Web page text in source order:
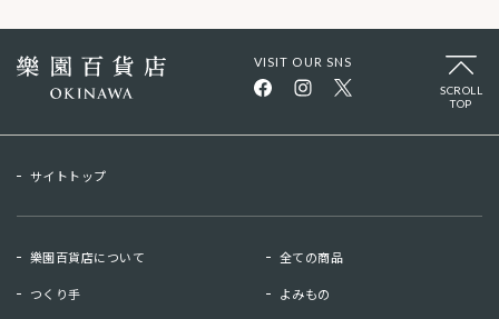
VISIT OUR SNS
SCROLL
TOP
サイトトップ
樂園百貨店について 全ての商品
つくり手 よみもの